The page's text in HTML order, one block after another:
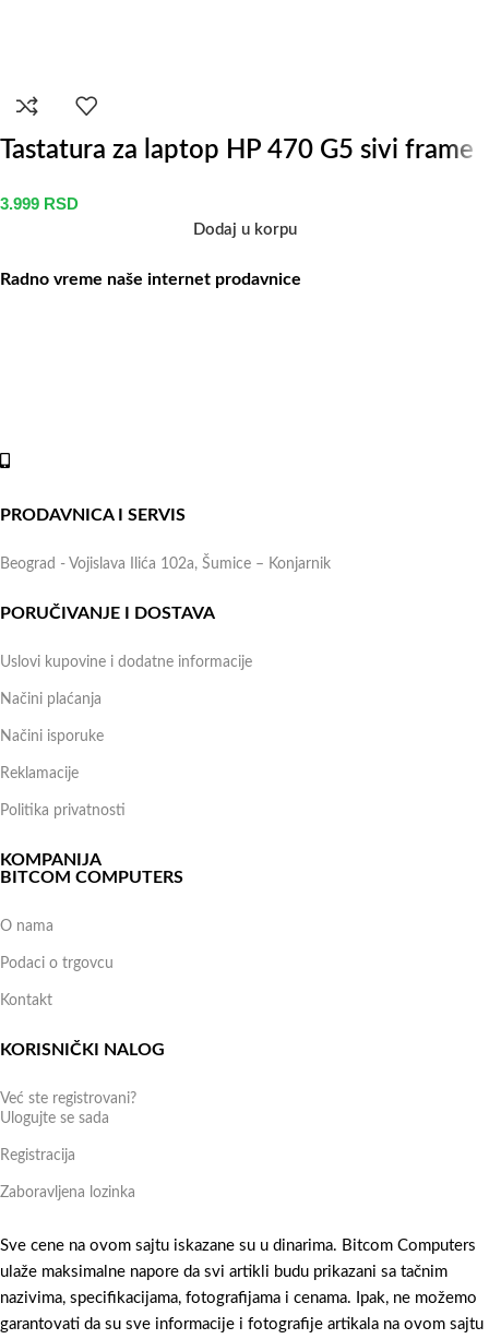
Tastatura za laptop HP 470 G5 sivi frame
3.999 RSD
Dodaj u korpu
Radno vreme naše internet prodavnice
+381 (69) 767-202
PRODAVNICA I SERVIS
Beograd - Vojislava Ilića 102a, Šumice – Konjarnik
PORUČIVANJE I DOSTAVA
Uslovi kupovine i dodatne informacije
Načini plaćanja
Načini isporuke
Reklamacije
Politika privatnosti
KOMPANIJA
BITCOM COMPUTERS
O nama
Podaci o trgovcu
Kontakt
KORISNIČKI NALOG
Već ste registrovani?
Ulogujte se sada
Registracija
Zaboravljena lozinka
Sve cene na ovom sajtu iskazane su u dinarima. Bitcom Computers
ulaže maksimalne napore da svi artikli budu prikazani sa tačnim
nazivima, specifikacijama, fotografijama i cenama. Ipak, ne možemo
garantovati da su sve informacije i fotografije artikala na ovom sajtu